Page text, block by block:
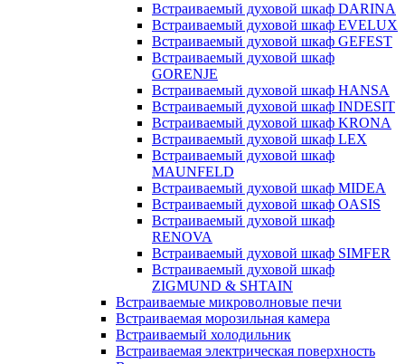
Встраиваемый духовой шкаф DARINA
Встраиваемый духовой шкаф EVELUX
Встраиваемый духовой шкаф GEFEST
Встраиваемый духовой шкаф
GORENJE
Встраиваемый духовой шкаф HANSA
Встраиваемый духовой шкаф INDESIT
Встраиваемый духовой шкаф KRONA
Встраиваемый духовой шкаф LEX
Встраиваемый духовой шкаф
MAUNFELD
Встраиваемый духовой шкаф MIDEA
Встраиваемый духовой шкаф OASIS
Встраиваемый духовой шкаф
RENOVA
Встраиваемый духовой шкаф SIMFER
Встраиваемый духовой шкаф
ZIGMUND & SHTAIN
Встраиваемые микроволновые печи
Встраиваемая морозильная камера
Встраиваемый холодильник
Встраиваемая электрическая поверхность